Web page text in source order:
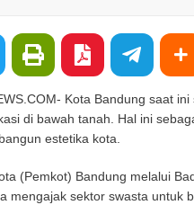
Kota Bandung saat
di bawah tanah. Hal ini
estetika kota.
(Pemkot) Bandung melalui
mengajak sektor swasta untuk